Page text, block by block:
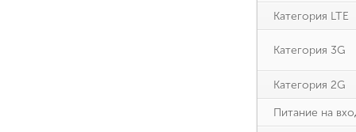
Категория LTE
Категория 3G
Категория 2G
Питание на